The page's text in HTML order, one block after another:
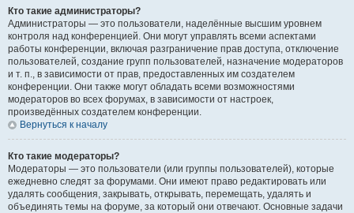
Кто такие администраторы?
Администраторы — это пользователи, наделённые высшим уровнем
контроля над конференцией. Они могут управлять всеми аспектами
работы конференции, включая разграничение прав доступа, отключение
пользователей, создание групп пользователей, назначение модераторов
и т. п., в зависимости от прав, предоставленных им создателем
конференции. Они также могут обладать всеми возможностями
модераторов во всех форумах, в зависимости от настроек,
произведённых создателем конференции.
Вернуться к началу
Кто такие модераторы?
Модераторы — это пользователи (или группы пользователей), которые
ежедневно следят за форумами. Они имеют право редактировать или
удалять сообщения, закрывать, открывать, перемещать, удалять и
объединять темы на форуме, за который они отвечают. Основные задачи